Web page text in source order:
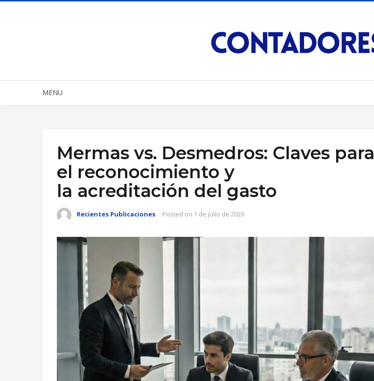
MENU
Mermas vs. Desmedros: Claves para
el reconocimiento y
la acreditación del gasto
Recientes Publicaciones Posted on 1 de julio de 2026